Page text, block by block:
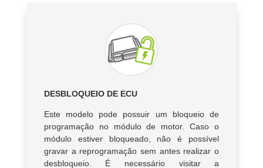
DESBLOQUEIO DE ECU
Este modelo pode possuir um bloqueio de
programação no módulo de motor. Caso o
módulo estiver bloqueado, não é possível
gravar a reprogramação sem antes realizar o
desbloqueio. É necessário visitar a